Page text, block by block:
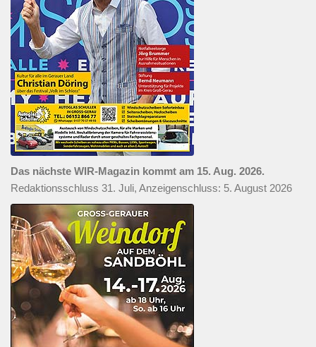
Das nächste WIR-Magazin kommt am 15. Aug. 2026.
Redaktionsschluss 31. Juli, Anzeigenschluss: 5. August 2026